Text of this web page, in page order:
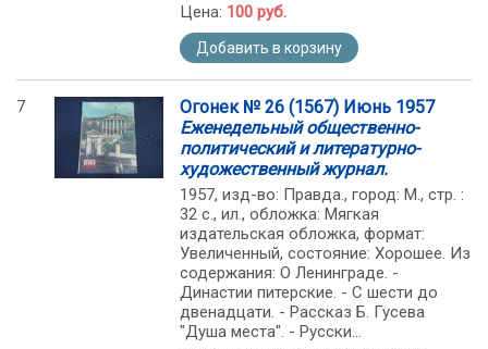
Цена: 100 руб.
Добавить в корзину
7
Огонек № 26 (1567) Июнь 1957
Еженедельный общественно-
политический и литературно-
художественный журнал.
1957, изд-во: Правда., город: М., стр. :
32 с., ил., обложка: Мягкая
издательская обложка, формат:
Увеличенный, состояние: Хорошее. Из
содержания: О Ленинграде. -
Династии питерские. - С шести до
двенадцати. - Рассказ Б. Гусева
"Душа места". - Русски...